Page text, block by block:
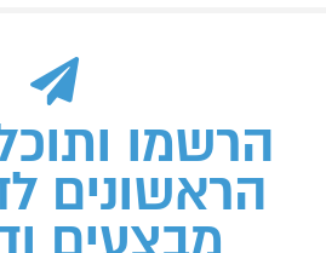
הרשמו
הראשונים